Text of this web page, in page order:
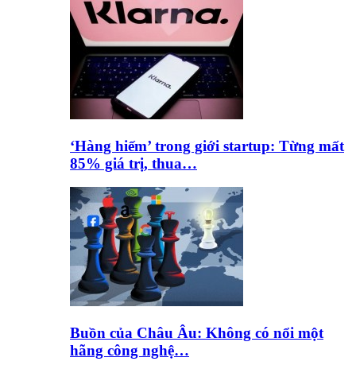
‘Hàng hiếm’ trong giới startup: Từng mất
85% giá trị, thua…
Buồn của Châu Âu: Không có nổi một
hãng công nghệ…